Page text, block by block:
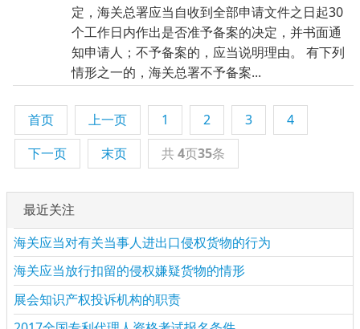
定，海关总署应当自收到全部申请文件之日起30
个工作日内作出是否准予备案的决定，并书面通
知申请人；不予备案的，应当说明理由。 有下列
情形之一的，海关总署不予备案...
首页 上一页 1 2 3
4
下一页
末页 共4页35条
最近关注
海关应当对有关当事人进出口侵权货物的行为
海关应当放行扣留的侵权嫌疑货物的情形
展会知识产权投诉机构的职责